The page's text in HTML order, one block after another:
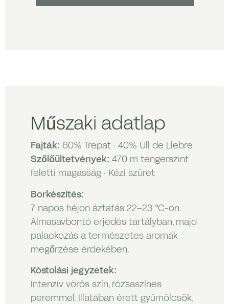
Műszaki adatlap
Fajták: 60% Trepat · 40% Ull de Llebre
Szőlőültetvények: 470 m tengerszint
feletti magasság · Kézi szüret
Borkészítés:
7 napos héjon áztatás 22–23 °C-on.
Almasavbontó erjedés tartályban, majd
palackozás a természetes aromák
megőrzése érdekében.
Kóstolási jegyzetek:
Intenzív vörös szín, rózsaszínes
peremmel. Illatában érett gyümölcsök,